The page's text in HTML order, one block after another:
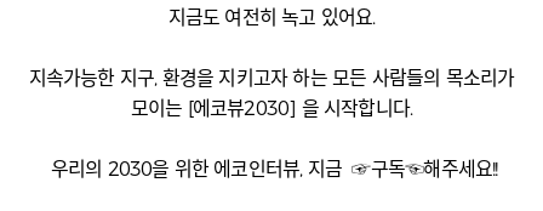
지금도 여전히 녹고 있어요.
지속가능한 지구, 환경을 지키고자 하는 모든 사람들의 목소리가
모이는 [에코뷰2030] 을 시작합니다.
우리의 2030을 위한 에코인터뷰, 지금 ☞구독☜해주세요!!